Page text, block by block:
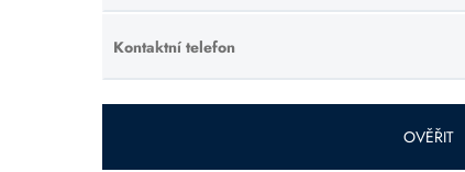
toto pole
prázdné.
Kontaktní telefon
Ponechte
toto pole
prázdné.
OVĚŘIT